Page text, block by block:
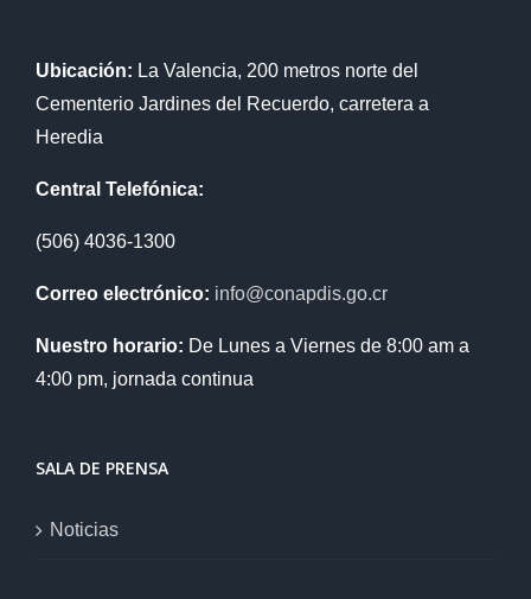
Ubicación: La Valencia, 200 metros norte del
Cementerio Jardines del Recuerdo, carretera a
Heredia
Central Telefónica:
(506) 4036-1300
Correo electrónico: info@conapdis.go.cr
Nuestro horario: De Lunes a Viernes de 8:00 am a
4:00 pm, jornada continua
SALA DE PRENSA
Noticias